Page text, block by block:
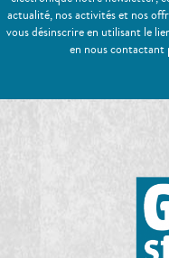
actualité, nos activités et nos
vous désinscrire en utilisant le
en nous